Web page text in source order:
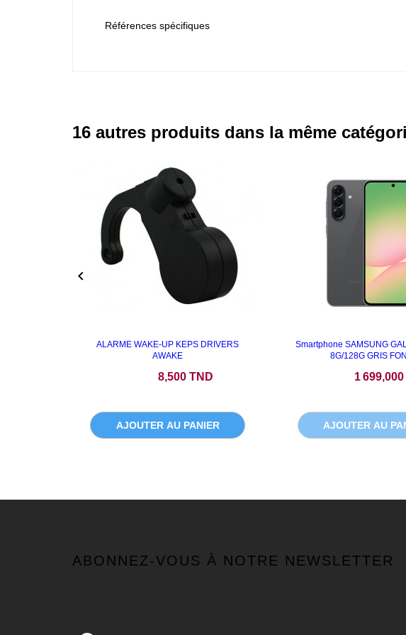
Références spécifiques
16 autres produits dans la même
ALARME WAKE-UP KEPS DRIVERS
AWAKE
8,500 TND
AJOUTER AU PANIER
Smartphone SAMSUNG
8G/128G GRIS
1
AJOUTER AU

ABONNEZ-VOUS À NOTRE NEWSLETTER